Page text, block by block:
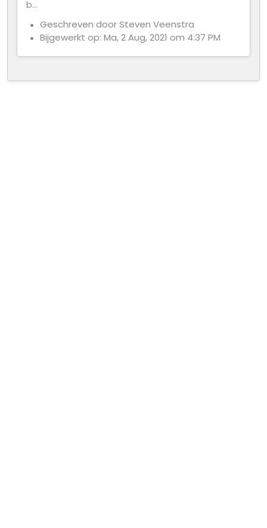
b...
Geschreven door Steven Veenstra
Bijgewerkt op: Ma, 2 Aug, 2021 om 4:37 PM